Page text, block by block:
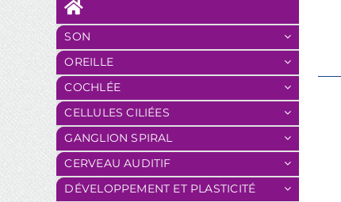
SON
OREILLE
COCHLÉE
CELLULES CILIÉES
GANGLION SPIRAL
CERVEAU AUDITIF
DÉVELOPPEMENT ET PLASTICITÉ